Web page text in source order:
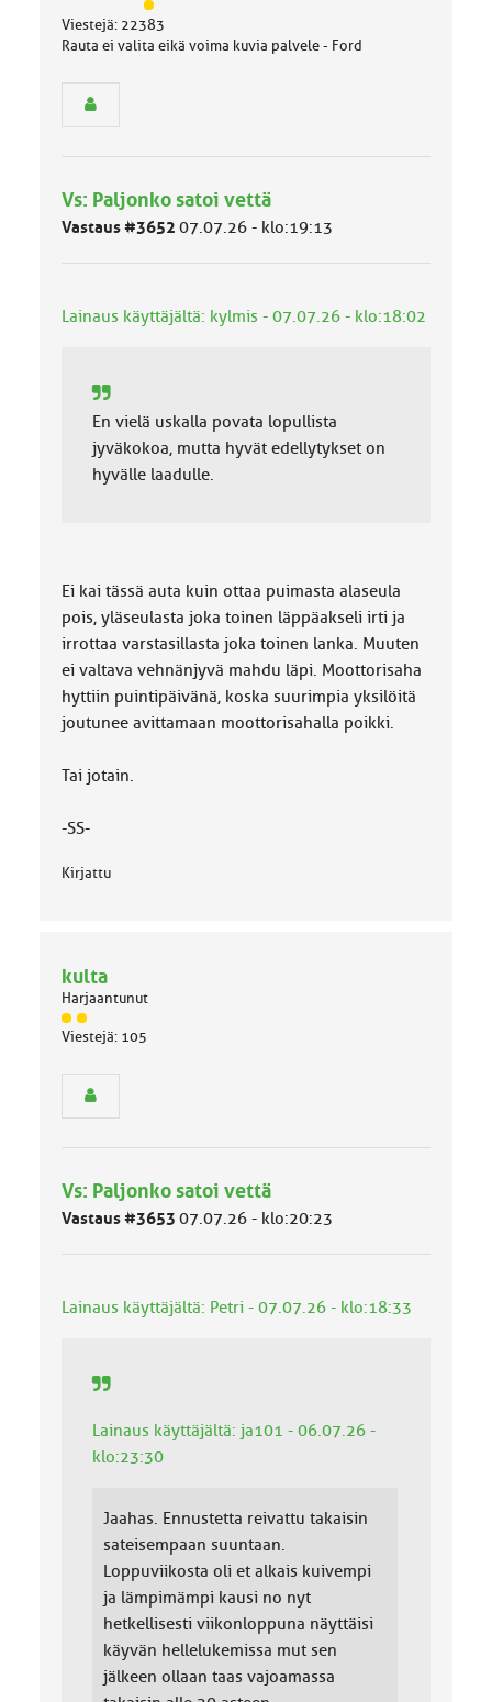
J
ä
s
ä
l
u
a
Viestejä: 22383
Rauta ei valita eikä voima kuvia palvele - Ford
Vs: Paljonko satoi vettä
Vastaus #3652 07.07.26 - klo:19:13
Lainaus käyttäjältä: kylmis - 07.07.26 - klo:18:02
En vielä uskalla povata lopullista
jyväkokoa, mutta hyvät edellytykset on
hyvälle laadulle.
Ei kai tässä auta kuin ottaa puimasta alaseula
pois, yläseulasta joka toinen läppäakseli irti ja
irrottaa varstasillasta joka toinen lanka. Muuten
ei valtava vehnänjyvä mahdu läpi. Moottorisaha
hyttiin puintipäivänä, koska suurimpia yksilöitä
joutunee avittamaan moottorisahalla poikki.
Tai jotain.
-SS-
Kirjattu
kulta
Harjaantunut
J
ä
m
ä
k
Viestejä: 105
Vs: Paljonko satoi vettä
Vastaus #3653 07.07.26 - klo:20:23
Lainaus käyttäjältä: Petri - 07.07.26 - klo:18:33
Lainaus käyttäjältä: ja101 - 06.07.26 -
klo:23:30
Jaahas. Ennustetta reivattu takaisin
sateisempaan suuntaan.
Loppuviikosta oli et alkais kuivempi
ja lämpimämpi kausi no nyt
hetkellisesti viikonloppuna näyttäisi
käyvän hellelukemissa mut sen
jälkeen ollaan taas vajoamassa